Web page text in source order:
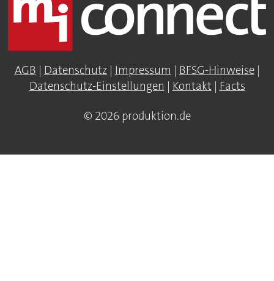
AGB | Datenschutz| Impressum | BFSG-Hinweise|
Datenschutz-Einstellungen | Kontakt| Facts
© 2026 produktion.de